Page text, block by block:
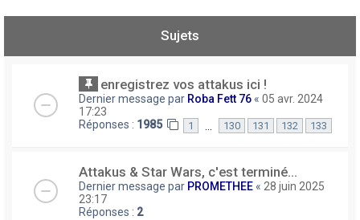
Sujets
enregistrez vos attakus ici !
Dernier message par Roba Fett 76 « 05 avr. 2024
17:23
Réponses : 1985 1 130 131 132 133
Attakus & Star Wars, c'est terminé...
Dernier message par PROMETHEE « 28 juin 2025
23:17
Réponses : 2